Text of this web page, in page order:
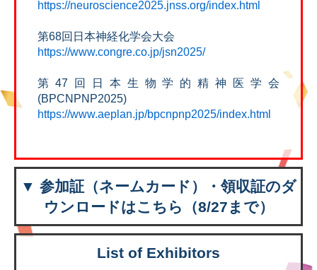
https://neuroscience2025.jnss.org/index.html
第68回日本神経化学会大会
https://www.congre.co.jp/jsn2025/
第47回日本生物学的精神医学会
(BPCNPNP2025)
https://www.aeplan.jp/bpcnpnp2025/index.html
▼ 参加証（ネームカード）・領収証のダ
ウンロードはこちら（8/27まで）
List of Exhibitors